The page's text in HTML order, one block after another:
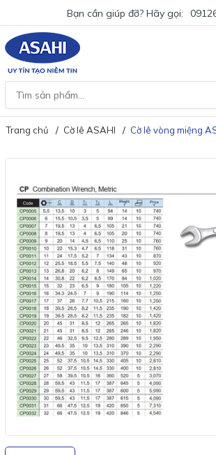
Bạn cần giúp đỡ? Hãy gọi:
Trang chủ Cờ lê ASAHI Cờ lê vòng miệng